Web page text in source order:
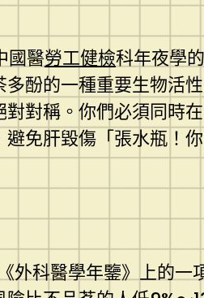
國醫勞工健檢科年夜學
酚的一種重要生物活
對稱。你們必須同時
免肝毀傷「張水瓶！
外科醫學年鑒》上的一